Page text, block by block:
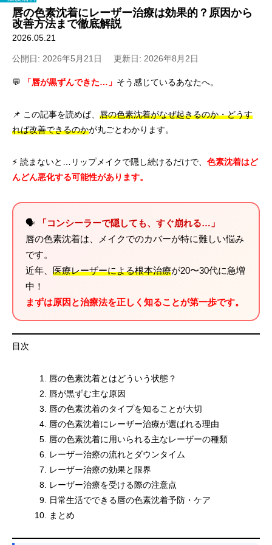
唇の色素沈着にレーザー治療は効果的？原因から
改善方法まで徹底解説
2026.05.21
公開日: 2026年5月21日 更新日: 2026年8月2日
💬 「唇が黒ずんできた…」 そう感じているあなたへ。
📌 この記事を読めば、 唇の色素沈着がなぜ起きるのか・どうす
れば改善できるのかが丸ごとわかります。
⚡ 読まないと…リップメイクで隠し続けるだけで、 色素沈着はど
んどん悪化する可能性があります。
🗣️
「コンシーラーで隠しても、すぐ崩れる…」
唇の色素沈着は、メイクでのカバーが特に難しい悩み
です。
近年、 医療レーザーによる根本治療が20〜30代に急増
中！
まずは原因と治療法を正しく知ることが第一歩です。
目次
唇の色素沈着とはどういう状態？
唇が黒ずむ主な原因
唇の色素沈着のタイプを知ることが大切
唇の色素沈着にレーザー治療が選ばれる理由
唇の色素沈着に用いられる主なレーザーの種類
レーザー治療の流れとダウンタイム
レーザー治療の効果と限界
レーザー治療を受ける際の注意点
日常生活でできる唇の色素沈着予防・ケア
まとめ